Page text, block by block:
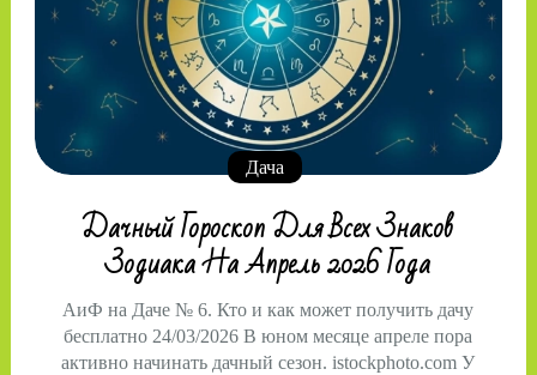
Дача
Дачный Гороскоп Для Всех Знаков
Зодиака На Апрель 2026 Года
АиФ на Даче № 6. Кто и как может получить дачу
бесплатно 24/03/2026 В юном месяце апреле пора
активно начинать дачный сезон. istockphoto.com У